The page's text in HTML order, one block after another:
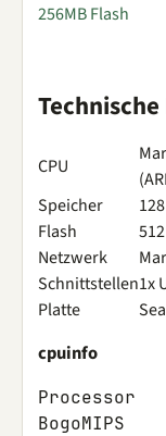
256MB Flash
CPU
Speicher
Flash
Netzwerk
Schnittstellen1x
Platte
cpuinfo
Processor	: ARM926EJ-S rev 1 (v5l)
BogoMIPS	: 1192.75